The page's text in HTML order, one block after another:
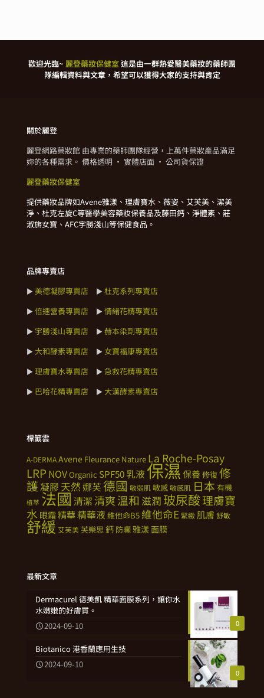
歡迎光臨~ 麗登藥妝保健室這是由一群熱愛醫美藥妝的藥師團
隊編輯資料與文章，希望可以獲得大家的支持與肯定
關於麗登
麗登網路藥妝館 由專業的藥師團隊經營，上萬件藥妝產品滿足
妳的各種需求。 價格透明 · 實體店面 · 公司貨保證
麗登藥妝保健室
提供藥妝品牌如Avene雅漾、理膚寶水、薇姿、艾芙美、潔美
淨、杜克左旋C等醫學美容藥妝保養品及藤田鈣、淨體素、莊
淑旂女寶、AFC宇勝淺山等保健食品。
品牌專賣店
► 美德凝膠專賣店 ► 杜克系列專賣店
► 倍速營養專賣店 ► 情緒花精專賣店
► 宇勝淺山專賣店 ► 赫本染劑專賣店
► 大和酵素專賣店 ► 女寶福康專賣店
► 理膚寶水專賣店 ► 急救花精專賣店
► 巴哈花精專賣店 ► 大漢酵素專賣店
標籤雲
A-DERMAAvene Fleurance Nature La Roche-Posay
LRP NOVOrganic SPF50乳液 保濕保養修復修
護凝膠 天然娜芙德國 敏弱肌敏感敏感肌 日本 有機
植萃 法國清潔 清爽溫和 滋潤 玻尿酸理膚寶
水 眼霜 精華精華液 維他命B5 維他命E 緊緻 肌膚 舒敏
舒緩 艾芙美芙樂思鈣 防曬雅漾面膜
最新文章
0
Dermacurel 德美凱 精華面膜系列，讓你水
水嫩嫩的好膚質。
2024-09-10
0
Biotanico 港香蘭應用生技
2024-09-10